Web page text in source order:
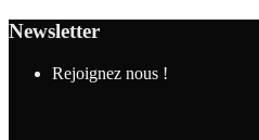
Newsletter
Rejoignez nous !